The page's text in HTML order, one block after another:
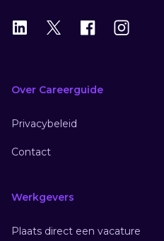
LinkedIn
X Instagram
Over Careerguide
Privacybeleid
Contact
Werkgevers
Plaats direct een vacature